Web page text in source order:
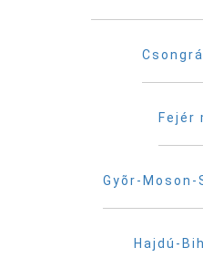
Fejér
Gyõr-Moson-
Hajdú-